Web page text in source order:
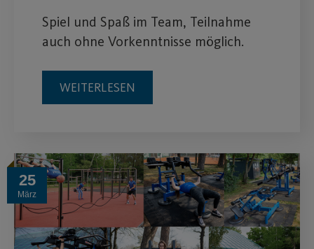
Spiel und Spaß im Team, Teilnahme
auch ohne Vorkenntnisse möglich.
WEITERLESEN
25
März